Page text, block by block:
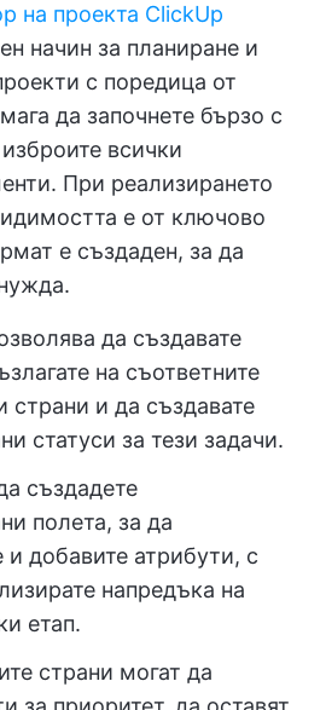
на проекта ClickUp
начин за планиране и
с поредица от
да започнете бързо с
всички
При реализирането
е от ключово
е създаден, за да
да създавате
на съответните
страни и да създавате
статуси за тези задачи.
създадете
полета, за да
и добавите атрибути, с
напредъка на
етап.
страни могат да